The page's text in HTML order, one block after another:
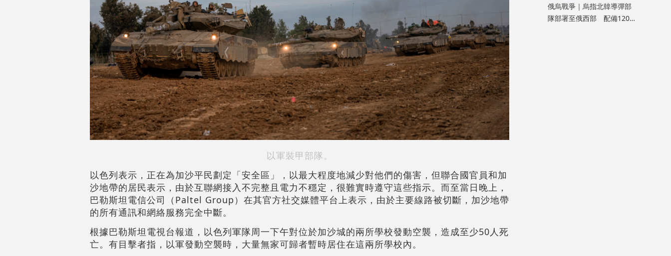
以軍裝甲部隊。
以色列表示，正在為加沙平民劃定「安全區」，以最大程度地減少對他們的傷害，但聯合國官員和加
沙地帶的居民表示，由於互聯網接入不完整且電力不穩定，很難實時遵守這些指示。而至當日晚上，
巴勒斯坦電信公司（Paltel Group）在其官方社交媒體平台上表示，由於主要線路被切斷，加沙地帶
的所有通訊和網絡服務完全中斷。
根據巴勒斯坦電視台報道，以色列軍隊周一下午對位於加沙城的兩所學校發動空襲，造成至少50人死
亡。有目擊者指，以軍發動空襲時，大量無家可歸者暫時居住在這兩所學校內。
俄烏戰爭｜烏指北韓導彈部
隊部署至俄西部 配備120